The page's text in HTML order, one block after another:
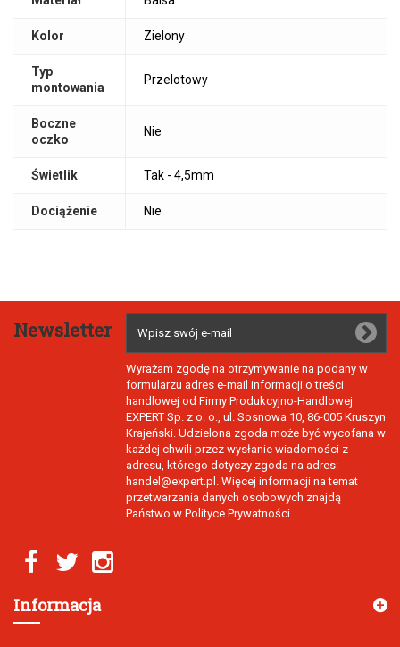
Kolor Zielony
Typ
montowania
Przelotowy
Boczne
oczko
Nie
Świetlik Tak - 4,5mm
Dociążenie Nie
Newsletter
Wyrażam zgodę na otrzymywanie na podany w
formularzu adres e-mail informacji o treści
handlowej od Firmy Produkcyjno-Handlowej
EXPERT Sp. z o. o., ul. Sosnowa 10, 86-005 Kruszyn
Krajeński. Udzielona zgoda może być wycofana w
każdej chwili przez wysłanie wiadomości z
adresu, którego dotyczy zgoda na adres:
handel@expert.pl. Więcej informacji na temat
przetwarzania danych osobowych znajdą
Państwo w Polityce Prywatności.
Informacja